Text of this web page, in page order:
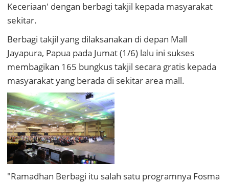
Keceriaan' dengan berbagi takjil kepada masyarakat
sekitar.
Berbagi takjil yang dilaksanakan di depan Mall
Jayapura, Papua pada Jumat (1/6) lalu ini sukses
membagikan 165 bungkus takjil secara gratis kepada
masyarakat yang berada di sekitar area mall.
"Ramadhan Berbagi itu salah satu programnya Fosma